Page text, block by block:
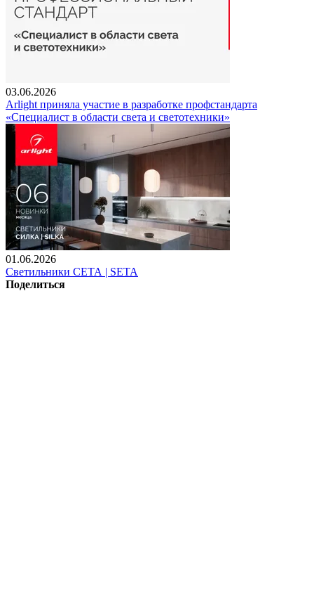
03.06.2026
Arlight приняла участие в разработке профстандарта
«Специалист в области света и светотехники»
01.06.2026
Светильники СЕТА | SETA
Поделиться